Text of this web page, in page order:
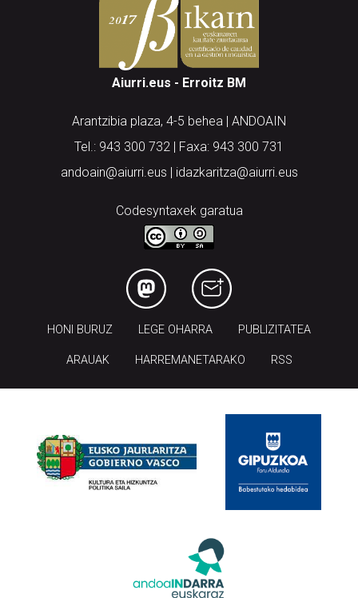
Aiurri.eus - Erroitz BM
Arantzibia plaza, 4-5 behea | ANDOAIN
Tel.: 943 300 732 | Faxa: 943 300 731
andoain@aiurri.eus | idazkaritza@aiurri.eus
Codesyntaxek garatua
HONI BURUZ LEGE OHARRA PUBLIZITATEA
ARAUAK HARREMANETARAKO RSS